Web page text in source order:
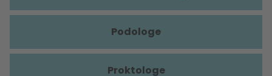
Podologe
Proktologe